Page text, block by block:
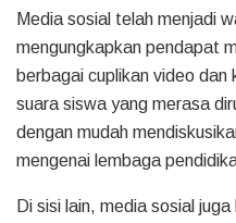
Media sosial telah menjadi
mengungkapkan pendapat
berbagai cuplikan video
suara siswa yang merasa
dengan mudah
mengenai lembaga
Di sisi lain, media sosial